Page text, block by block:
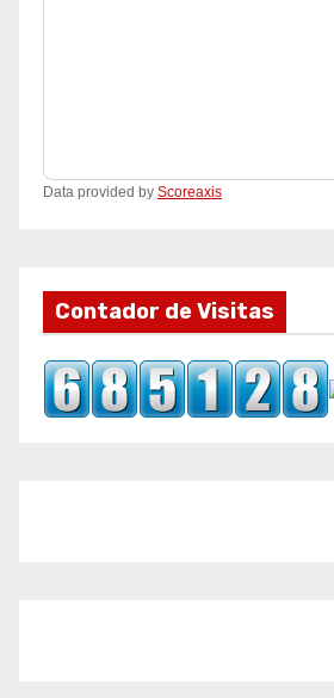
Data provided by Scoreaxis
Contador de Visitas